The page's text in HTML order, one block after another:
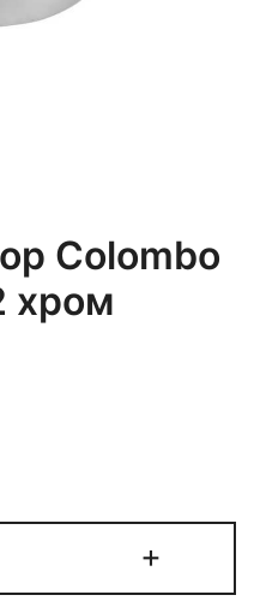
Colombo
хром
+